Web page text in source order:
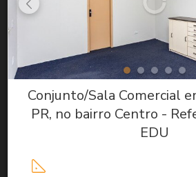
Conjunto/Sala Comercial
PR, no bairro Centro -
EDU